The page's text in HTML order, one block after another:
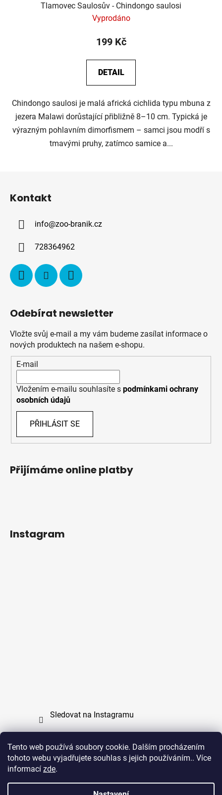
Tento web používá soubory cookie. Dalším procházením
tohoto webu vyjadřujete souhlas s jejich používáním.. Více
informací zde.
Tlamovec Saulosův - Chindongo saulosi
Vyprodáno
199 Kč
DETAIL
Chindongo saulosi je malá africká cichlida typu mbuna z
jezera Malawi dorůstající přibližně 8–10 cm. Typická je
výrazným pohlavním dimorfismem – samci jsou modří s
tmavými pruhy, zatímco samice a...
Kontakt
info@zoo-branik.cz
728364962
Odebírat newsletter
Vložte svůj e-mail a my vám budeme zasílat informace o
nových produktech na našem e-shopu.
E-mail
Vložením e-mailu souhlasíte s podmínkami ochrany
osobních údajů
PŘIHLÁSIT SE
Přijímáme online platby
Instagram
Sledovat na Instagramu
Copyright (c) 2011 - 2026 zoo-branik.cz - Všechna